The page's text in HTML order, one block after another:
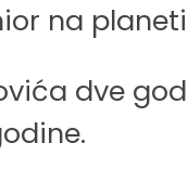
na
dve